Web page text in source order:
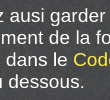
ausi
de la
dans le
dessous.